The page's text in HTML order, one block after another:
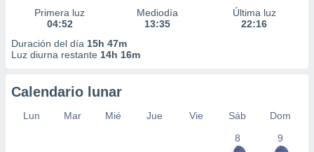
Primera luz
04:52
Mediodía
13:35
Última luz
22:16
Duración del día 15h 47m
Luz diurna restante 14h 16m
Calendario lunar
Lun Mar Mié Jue Vie Sáb
Dom
8
9